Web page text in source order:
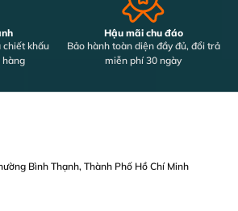
chiết khấu
hàng
Hậu mãi chu đáo
Bảo hành toàn diện đầy đủ, đổi trả
miễn phí 30 ngày
Bình Thạnh, Thành Phố Hồ Chí Minh